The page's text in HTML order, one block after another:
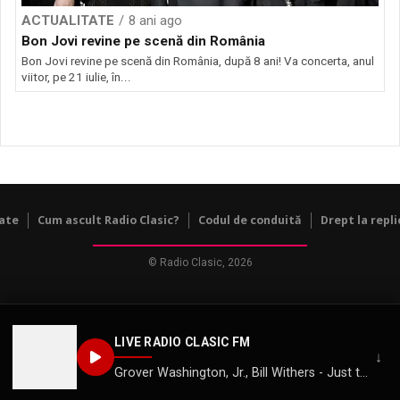
LIVE RADIO CLASIC FM
Grover Washington, Jr., Bill Withers - Just the Two of Us
↓
ACTUALITATE
8 ani ago
Bon Jovi revine pe scenă din România
Bon Jovi revine pe scenă din România, după 8 ani! Va concerta, anul
viitor, pe 21 iulie, în...
Cum ascult Radio Clasic? Codul de conduită Drept la
© Radio Clasic, 2026